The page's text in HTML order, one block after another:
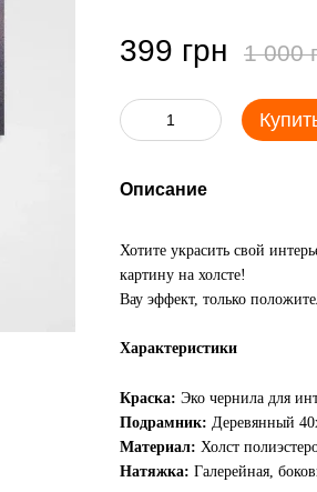
399 грн 1 000
Описание
Хотите украсить свой
картину на холсте!
Вау эффект, только
Характеристики
Краска: Эко чернила для
Подрамник: Деревянный
Материал: Холст
Натяжка: Галерейная,